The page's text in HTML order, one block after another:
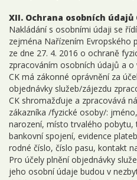
XII. Ochrana osobních údajů
Nakládání s osobními údaji se
zejména Nařízením Evropského
ze dne 27. 4. 2016 o ochraně
zpracováním osobních údajů a
CK má zákonné oprávnění za
objednávky služeb/zájezdu
CK shromažďuje a zpracovává
zákazníka /fyzické osoby/:
narození, místo trvalého pobytu,
bankovní spojení, evidence
rodné číslo, číslo pasu, kontakt
Pro účely plnění objednávky
jeho osobní údaje budou v